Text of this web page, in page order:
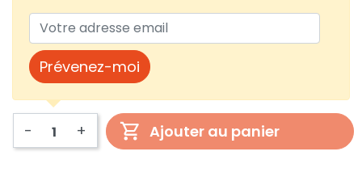
Prévenez-moi
- + Ajouter au panier